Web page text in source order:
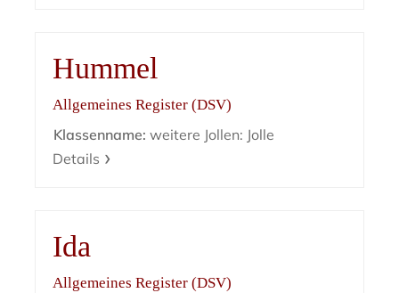
Hummel
Allgemeines Register (DSV)
Klassenname: weitere Jollen: Jolle
Details
Ida
Allgemeines Register (DSV)